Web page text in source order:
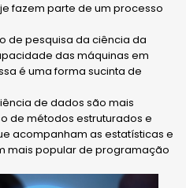
fazem parte de um processo
de pesquisa da ciência da
das máquinas em
é uma forma sucinta de
de dados são mais
de métodos estruturados e
acompanham as estatísticas e
mais popular de programação